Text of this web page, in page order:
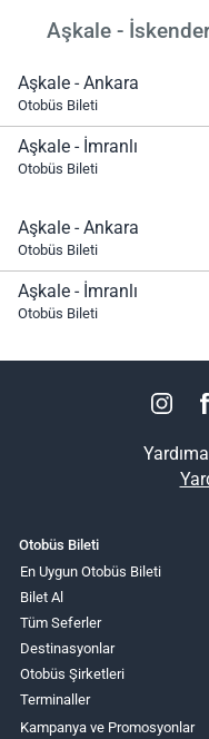
Aşkale -
Aşkale - Ankara
Otobüs Bileti
Aşkale - İmranlı
Otobüs Bileti
Aşkale - Ankara
Otobüs Bileti
Aşkale - İmranlı
Otobüs Bileti
Otobüs Bileti
En Uygun Otobüs Bileti
Bilet Al
Tüm Seferler
Destinasyonlar
Otobüs Şirketleri
Terminaller
Kampanya ve Promosyonlar